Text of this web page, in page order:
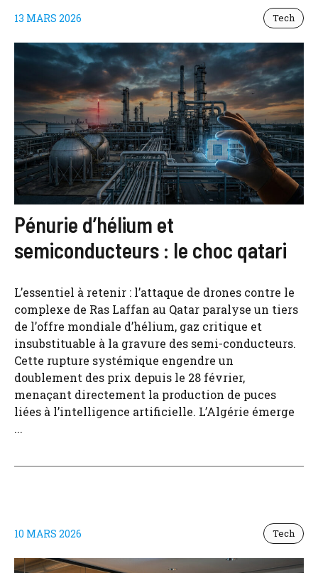
13 MARS 2026 Tech
Pénurie d’hélium et
semiconducteurs : le choc qatari
L’essentiel à retenir : l’attaque de drones contre le
complexe de Ras Laffan au Qatar paralyse un tiers
de l’offre mondiale d’hélium, gaz critique et
insubstituable à la gravure des semi-conducteurs.
Cette rupture systémique engendre un
doublement des prix depuis le 28 février,
menaçant directement la production de puces
liées à l’intelligence artificielle. L’Algérie émerge
...
10 MARS 2026 Tech